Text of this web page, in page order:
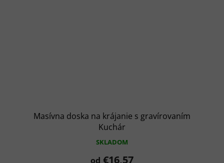
Masívna doska na krájanie s gravírovaním
Kuchár
SKLADOM
od €16,57